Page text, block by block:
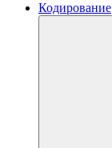
Кодирование